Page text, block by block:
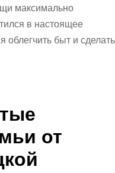
максимально
в настоящее
облегчить быт и сделать
от